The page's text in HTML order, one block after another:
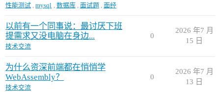
性能测试 ,mysql , 数据库 , 面试题 ,面经
以前有一个同事说：最讨厌下班
提需求又没电脑在身边...
技术交流
0
2026 年7 月
15 日
为什么资深前端都在悄悄学
WebAssembly？
技术交流
0
2026 年7 月
13 日